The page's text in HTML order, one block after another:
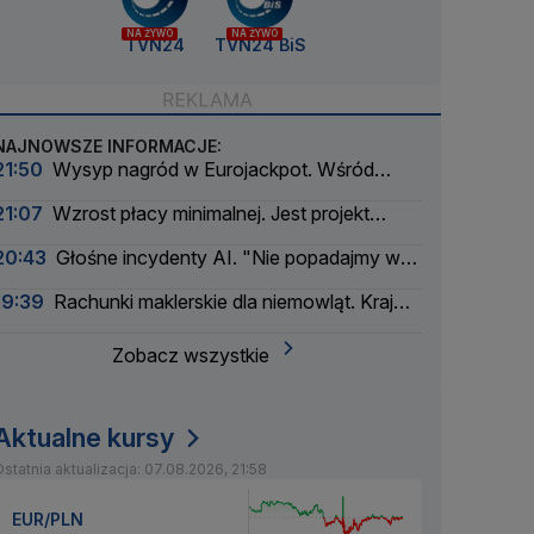
NA ŻYWO
TVN24
NA ŻYWO
TVN24 BiS
INFORMACJE:
Wysyp nagród w Eurojackpot. Wśród
Wzrost płacy minimalnej. Jest projekt
Głośne incydenty AI. "Nie popadajmy w
Rachunki maklerskie dla niemowląt. Kraj
Zobacz wszystkie
kursy
aktualizacja: 07.08.2026, 21:58
EUR/PLN